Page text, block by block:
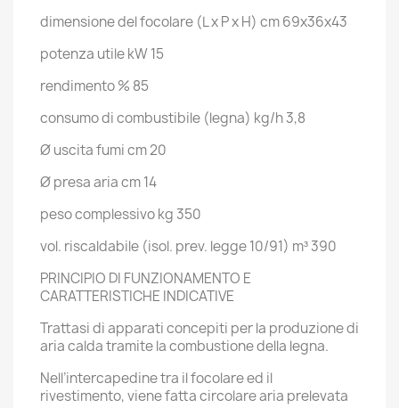
dimensione del focolare (L x P x H) cm69x36x43
potenza utilekW15
rendimento% 85
consumo di combustibile (legna) kg/h3,8
Ø uscita fumicm20
Ø presa ariacm14
peso complessivokg350
vol. riscaldabile (isol. prev. legge 10/91) m³390
PRINCIPIO DI FUNZIONAMENTO E
CARATTERISTICHE INDICATIVE
Trattasi di apparati concepiti per la produzione di
aria calda tramite la combustione della legna.
Nell’intercapedine tra il focolare ed il
rivestimento, viene fatta circolare aria prelevata